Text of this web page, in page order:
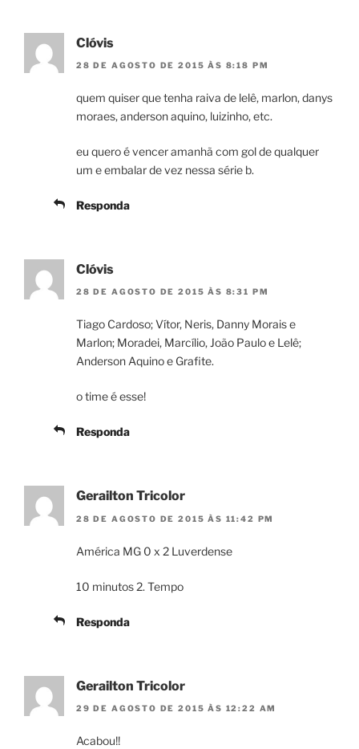
Clóvis
28 DE AGOSTO DE 2015 ÀS 8:18 PM
quem quiser que tenha raiva de lelê, marlon, danys
moraes, anderson aquino, luizinho, etc.
eu quero é vencer amanhã com gol de qualquer
um e embalar de vez nessa série b.
Responda
Clóvis
28 DE AGOSTO DE 2015 ÀS 8:31 PM
Tiago Cardoso; Vítor, Neris, Danny Morais e
Marlon; Moradei, Marcílio, João Paulo e Lelê;
Anderson Aquino e Grafite.
o time é esse!
Responda
Gerailton Tricolor
28 DE AGOSTO DE 2015 ÀS 11:42 PM
América MG 0 x 2 Luverdense
10 minutos 2. Tempo
Responda
Gerailton Tricolor
29 DE AGOSTO DE 2015 ÀS 12:22 AM
Acabou!!